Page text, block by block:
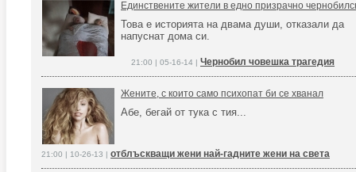
Единствените жители в едно призрачно
Това е историята на двама души, отказали да
напуснат дома си.
21:00 | 05-16-14 | Чернобил човешка трагедия
Жените, с които само психопат би се хванал
Абе, бегай от тука с тия...
21:00 | 10-26-13 | отблъскващи жени най-гадните жени на света